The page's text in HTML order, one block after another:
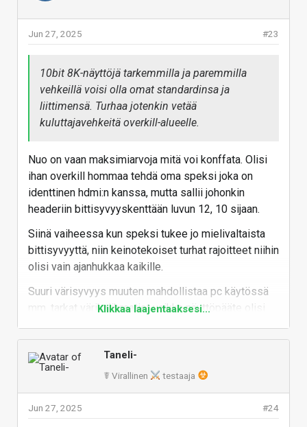
10bit 8K-näyttöjä tarkemmilla ja paremmilla
vehkeillä voisi olla omat standardinsa ja
kuluttajavehkeitä overkill-alueelle.
Järkeä standardeihin.
Mielestäni on erittäin hyvä, että pidetään kiinni vielä
samasta liittimestä, jos ja kun siihen on
mahdollisuus. Esim. Japanissa oli pitkään näin jo
analogisen videon puolella, kun käytössään on ollut
"D-Terminal" -liitäntä. Parempaan kuvanlaatuun tai -
taajuuteen tarvitset luonnollisesti yhteensopivat
laitteet sekä kaapelin, mutta jos riittää vähemmän
vaativa kuva, niin heikommallakin pärjää. Ei tarvitse
olla erikseen omia liittimiä ja kaapeleita vain sen
vuoksi, jos taloudesta löytyisi esim. 8K-sisällön
toistin.
Toivon ainakin, että teknologian hinta on myös
kuuluvaa mikropiiriä, prosessointia ja myös
pakkausmuotoa on riittävästi kehitetty. En tahtoisi
odottaa siihen, kun 8K:kin alkaa tuntua kuluttajalle
yhteensopivaa laitetta ja kaapelia olemassa. Eikö
#23
Jun 27, 2025
10bit 8K-näyttöjä tarkemmilla ja paremmilla
vehkeillä voisi olla omat standardinsa ja
liittimensä. Turhaa jotenkin vetää
kuluttajavehkeitä overkill-alueelle.
Nuo on vaan maksimiarvoja mitä voi konffata. Olisi
ihan overkill hommaa tehdä oma speksi joka on
identtinen hdmi:n kanssa, mutta sallii johonkin
headeriin bittisyvyyskenttään luvun 12, 10 sijaan.
Siinä vaiheessa kun speksi tukee jo mielivaltaista
bittisyvyyttä, niin keinotekoiset turhat rajoitteet niihin
olisi vain ajanhukkaa kaikille.
Suuri värisyvyys muuten mahdollistaa pc käytössä
mm. tarkat värikalibraatiot vaikka näyttöpääte olisi
Edit: vielä on kyllä speksissä puutteita, kun ei voi
vapaasti headerissa määritellä että miten
kuvastreamia tulee tulkita. Kaistaakin on aika
Vastaa
Klikkaa laajentaaksesi...
Taneli-
☤ Virallinen testaaja
#24
Jun 27, 2025